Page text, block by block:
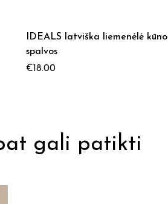
IDEALS latviška liemenėlė kūno
spalvos
€18.00
gali patikti